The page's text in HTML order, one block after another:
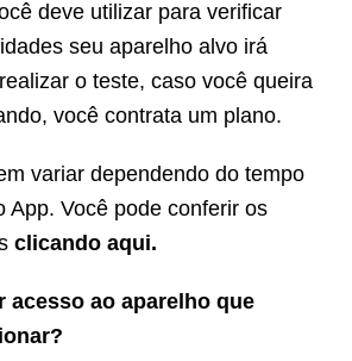
deve utilizar para verificar
seu aparelho alvo irá
o teste, caso você queira
você contrata um plano.
variar dependendo do tempo
App. Você pode conferir os
clicando aqui.
acesso ao aparelho que